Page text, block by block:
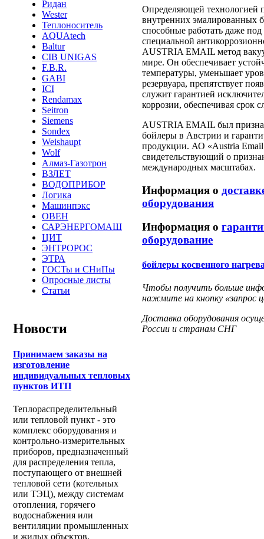
Ридан
Wester
Теплоноситель
AQUAtech
Baltur
CIB UNIGAS
F.B.R.
GABI
ICI
Rendamax
Seitron
Siemens
Sondex
Weishaupt
Wolf
Алмаз-Газотрон
ВЗЛЕТ
ВОДОПРИБОР
Логика
Машинпэкс
ОВЕН
САРЭНЕРГОМАШ
ЦИТ
ЭНТРОРОС
ЭТРА
ГОСТы и СНиПы
Опросные листы
Статьи
Новости
Принимаем заказы на
изготовление
индивидуальных тепловых
пунктов ИТП
Теплораспределительный
или тепловой пункт - это
комплекс оборудования и
контрольно-измерительных
приборов, предназначенный
для распределения тепла,
поступающего от внешней
тепловой сети (котельных
или ТЭЦ), между системам
отопления, горячего
водоснабжения или
вентиляции промышленных
и жилых объектов,
Определяющей технологией
внутренних эмалированных
способные работать даже
специальной
AUSTRIA EMAIL метод
мире. Он обеспечивает
температуры, уменьшает
резервуара, препятствует
служит гарантией
коррозии, обеспечивая срок
AUSTRIA EMAIL был
бойлеры в Австрии и
продукции. АО «Austria Email
свидетельствующий о
международных масштабах.
Информация о
оборудования
Информация о
оборудование
бойлеры косвенного
Чтобы получить больше
нажмите на кнопку «запрос
Доставка оборудования
России и странам СНГ